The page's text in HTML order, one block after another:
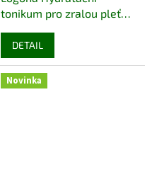
tonikum pro zralou pleť
DETAIL
Novinka